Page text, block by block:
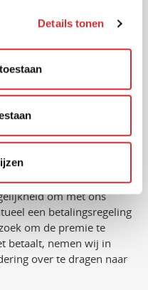
Details tonen
de openstaande premie
voldaan te zijn om de
Betaal dus zo snel
-
verzoek om te betalen.
om met ons
een betalingsregeling
om de premie te
betaalt, nemen wij in
over te dragen naar